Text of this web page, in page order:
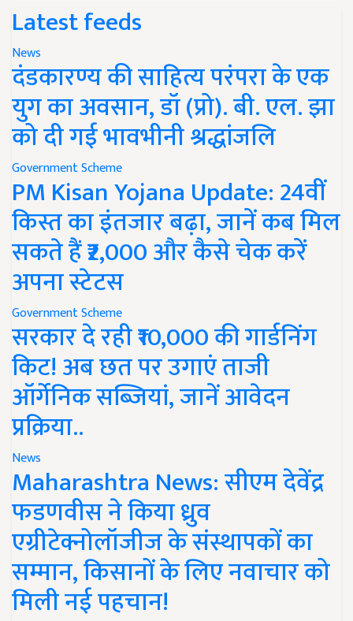
Latest feeds
News
दंडकारण्य की साहित्य परंपरा के एक
युग का अवसान, डॉ (प्रो). बी. एल. झा
को दी गई भावभीनी श्रद्धांजलि
Government Scheme
PM Kisan Yojana Update: 24वीं
किस्त का इंतजार बढ़ा, जानें कब मिल
सकते हैं ₹2,000 और कैसे चेक करें
अपना स्टेटस
Government Scheme
सरकार दे रही ₹10,000 की गार्डनिंग
किट! अब छत पर उगाएं ताजी
ऑर्गेनिक सब्जियां, जानें आवेदन
प्रक्रिया..
News
Maharashtra News: सीएम देवेंद्र
फडणवीस ने किया ध्रुव
एग्रीटेक्नोलॉजीज के संस्थापकों का
सम्मान, किसानों के लिए नवाचार को
मिली नई पहचान!